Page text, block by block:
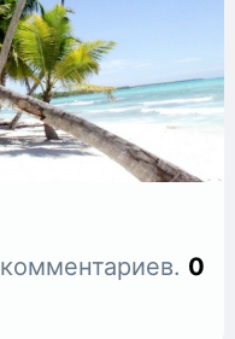
комментариев. 0